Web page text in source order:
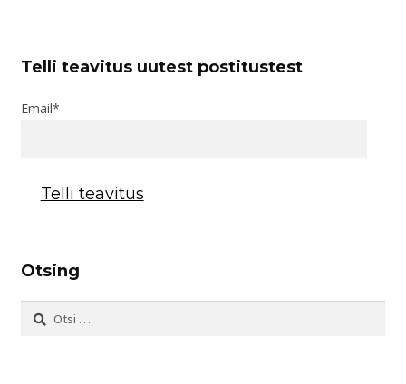
Telli teavitus uutest postitustest
Email*
Otsing
Otsi: